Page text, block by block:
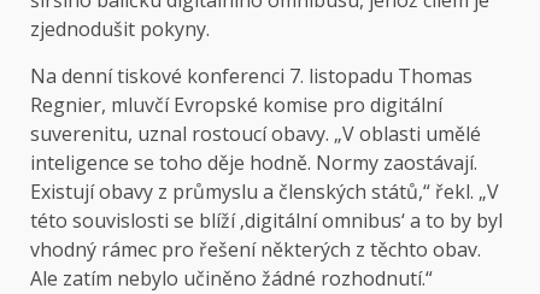
zjednodušit pokyny.
Na denní tiskové konferenci 7. listopadu Thomas
Regnier, mluvčí Evropské komise pro digitální
suverenitu, uznal rostoucí obavy. „V oblasti umělé
inteligence se toho děje hodně. Normy zaostávají.
Existují obavy z průmyslu a členských států,“ řekl. „V
této souvislosti se blíží ‚digitální omnibus‘ a to by byl
vhodný rámec pro řešení některých z těchto obav.
Ale zatím nebylo učiněno žádné rozhodnutí.“